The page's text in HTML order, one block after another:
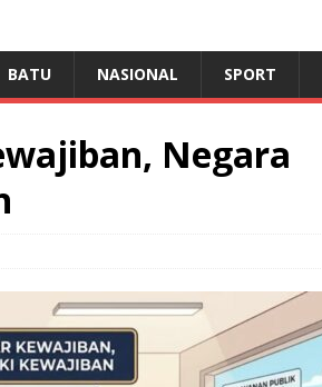
BATU NASIONAL SPORT
Negara